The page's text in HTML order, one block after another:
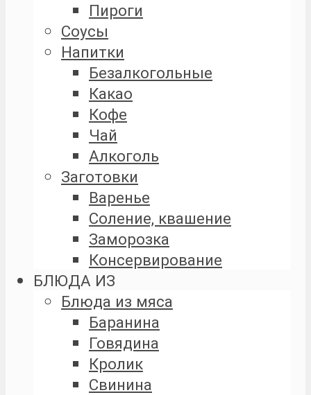
Пироги
Соусы
Напитки
Безалкогольные
Какао
Кофе
Чай
Алкоголь
Заготовки
Варенье
Соление, квашение
Заморозка
Консервирование
БЛЮДА ИЗ
Блюда из мяса
Баранина
Говядина
Кролик
Свинина